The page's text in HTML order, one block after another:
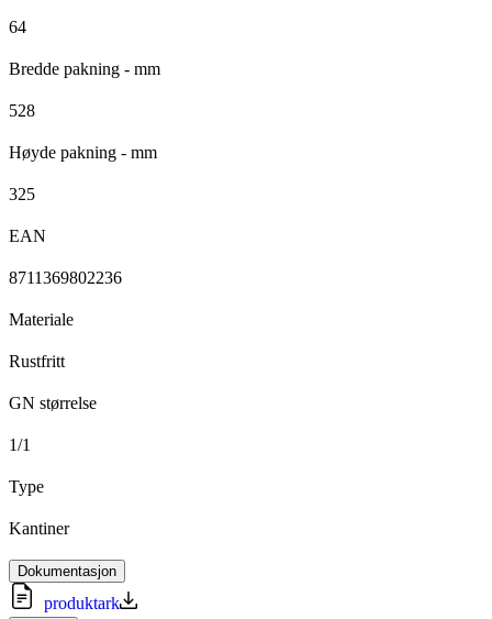
64
Bredde pakning - mm
528
Høyde pakning - mm
325
EAN
8711369802236
Materiale
Rustfritt
GN størrelse
1/1
Type
Kantiner
Dokumentasjon
produktark